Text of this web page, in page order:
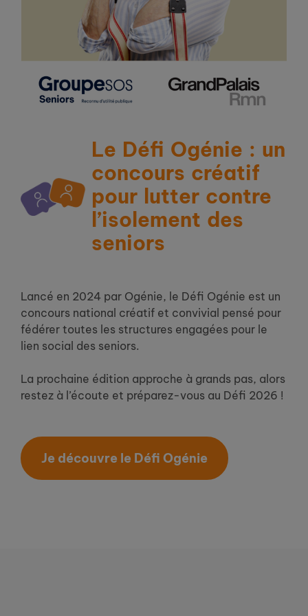
Le Défi Ogénie : un
concours créatif
pour lutter contre
l’isolement des
seniors
Lancé en 2024 par Ogénie, le Défi Ogénie est un
concours national créatif et convivial pensé pour
fédérer toutes les structures engagées pour le
lien social des seniors.
La prochaine édition approche à grands pas, alors
restez à l’écoute et préparez-vous au Défi 2026 !
Je découvre le Défi Ogénie